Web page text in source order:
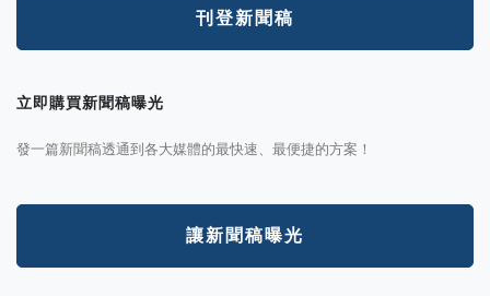
刊登新聞稿
立即購買新聞稿曝光
發一篇新聞稿透通到各大媒體的最快速、最便捷的方案！
讓新聞稿曝光